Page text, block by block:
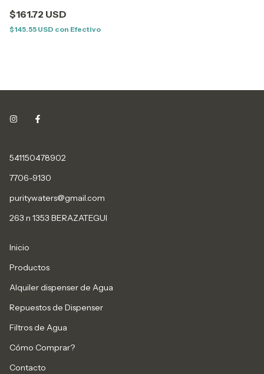
$161.72 USD
$145.55 USD con Efectivo
541150478902
7706-9130
puritywaters@gmail.com
263 n 1353 BERAZATEGUI
Inicio
Productos
Alquiler dispenser de Agua
Repuestos de Dispenser
Filtros de Agua
Cómo Comprar?
Contacto